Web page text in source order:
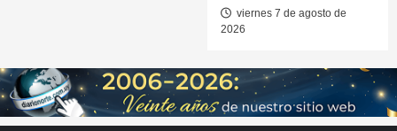
viernes 7 de agosto de
2026